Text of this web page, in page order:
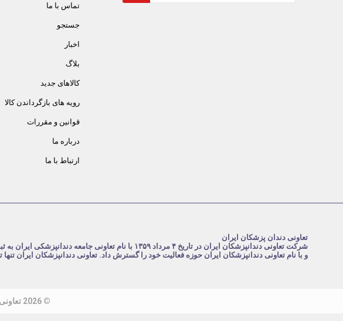
تماس با ما
جستجو
اخبار
بلاگ
کالاهای جدید
رویه های بازگرداندن کالا
قوانین و مقررات
درباره ما
ارتباط با ما
تعاونی دندان پزشکان ایران
و با نام تعاونی دندانپزشکان ایران حوزه فعالیت خود را گسترش داد. تعاونی دندانپزشکان ایران
© 2026 تعاونی دندانپزشکان ایران. همه حقوق محفوظ است.